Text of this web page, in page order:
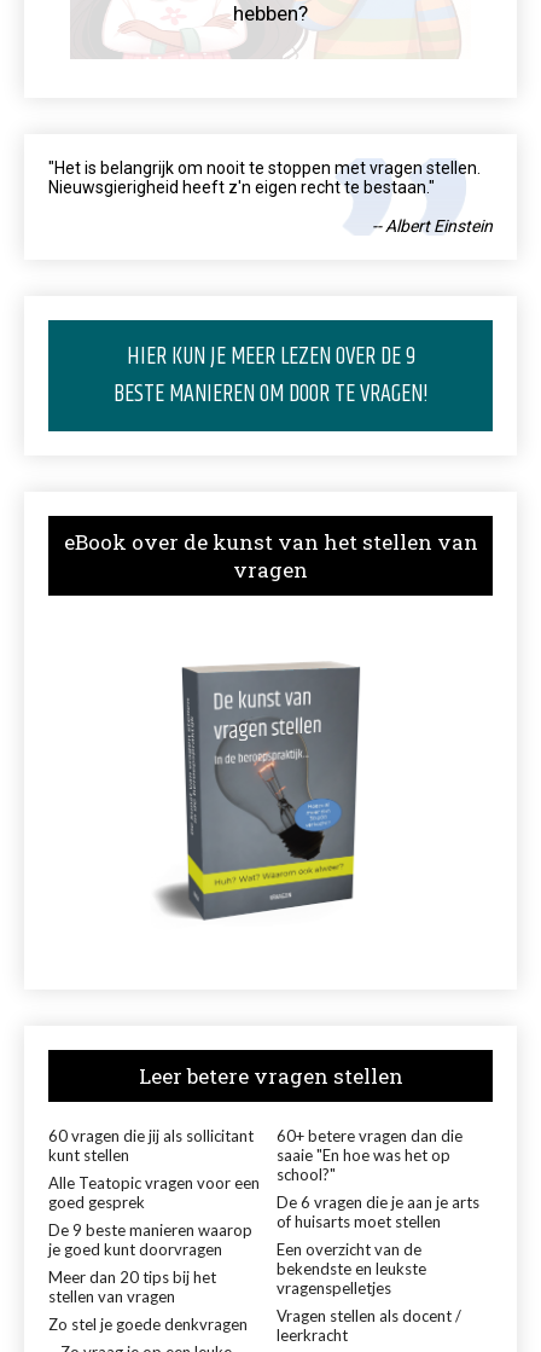
hebben?
"Het is belangrijk om nooit te stoppen met vragen stellen.
Nieuwsgierigheid heeft z'n eigen recht te bestaan."
-- Albert Einstein
HIER KUN JE MEER LEZEN OVER DE 9
BESTE MANIEREN OM DOOR TE VRAGEN!
eBook over de kunst van het stellen van
vragen
Leer betere vragen stellen
60 vragen die jij als sollicitant
kunt stellen
60+ betere vragen dan die
saaie "En hoe was het op
school?"
Alle Teatopic vragen voor een
goed gesprek
De 6 vragen die je aan je arts
of huisarts moet stellen
De 9 beste manieren waarop
je goed kunt doorvragen
Een overzicht van de
bekendste en leukste
vragenspelletjes
Meer dan 20 tips bij het
stellen van vragen
Vragen stellen als docent /
leerkracht
Zo stel je goede denkvragen